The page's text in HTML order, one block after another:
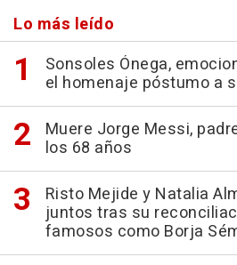
Lo más leído
Sonsoles Ónega,
el homenaje póstumo a
Muere Jorge Messi,
los 68 años
Risto Mejide y Natalia
juntos tras su
famosos como Borja